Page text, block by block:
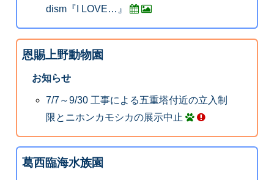
dism『I LOVE…』
恩賜上野動物園
お知らせ
7/7～9/30 工事による五重塔付近の立入制
限とニホンカモシカの展示中止
葛西臨海水族園